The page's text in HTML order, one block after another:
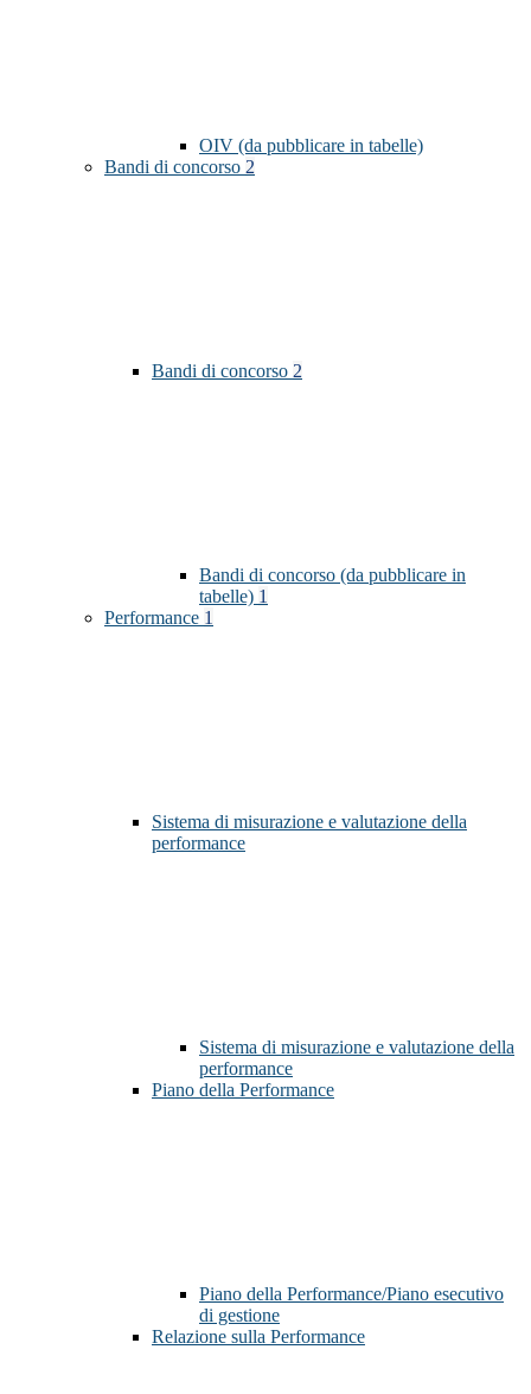
OIV (da pubblicare in tabelle)
Bandi di concorso 2
Bandi di concorso 2
Bandi di concorso (da pubblicare in
tabelle) 1
Performance 1
Sistema di misurazione e valutazione della
performance
Sistema di misurazione e valutazione della
performance
Piano della Performance
Piano della Performance/Piano esecutivo
di gestione
Relazione sulla Performance